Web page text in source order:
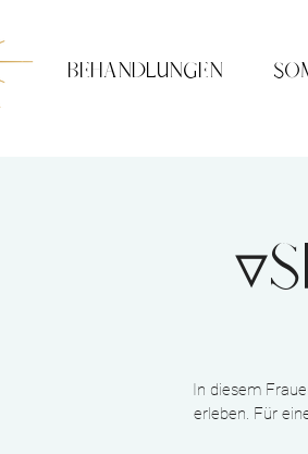
BEHANDLUNGEN
In diesem
erleben. Für